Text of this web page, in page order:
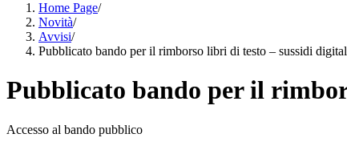
Home Page/
Novità/
Avvisi/
Pubblicato bando per il rimborso libri di testo – sussidi
Pubblicato bando per il
Accesso al bando pubblico